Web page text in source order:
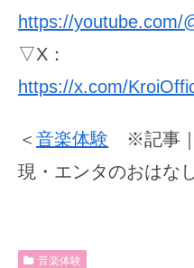
https://youtube.com/
▽X：
https://x.com/
＜ 音楽体験 ※記事｜
現・エンタのおはな
音楽体験